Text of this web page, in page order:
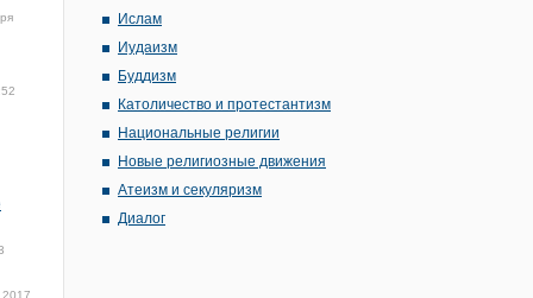
2017
Ислам
Иудаизм
Буддизм
Католичество и протестантизм
Национальные религии
Новые религиозные движения
Атеизм и секуляризм
Диалог